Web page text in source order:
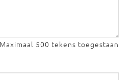
Maximaal 500 tekens toegestaan